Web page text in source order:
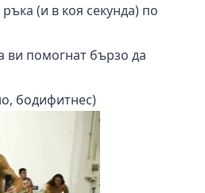
(и в коя секунда) по
ви помогнат бързо да
бодифитнес)